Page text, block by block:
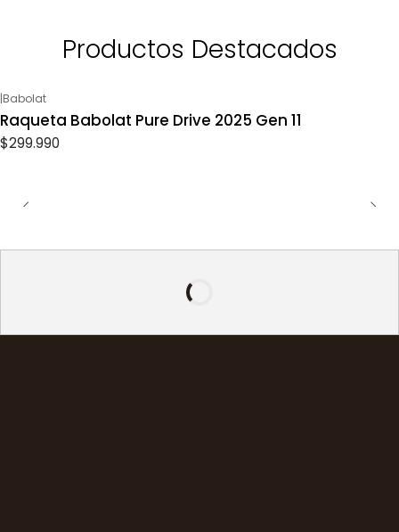
Productos Destacados
|Babolat
Raqueta Babolat Pure Drive 2025 Gen 11
$299.990